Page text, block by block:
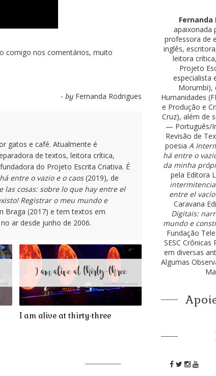
comigo nos comentários, muito
- by Fernanda Rodrigues
gatos e café. Atualmente é
de textos, leitora crítica,
do Projeto Escrita Criativa. É
entre o vazio e o caos(2019), de
las cosas: sobre lo que hay entre el
Registrar o meu mundo e
Braga (2017) e tem textos em
ar desde junho de 2006.
I am alive at thirty-three
Fernanda
apaixonada
professora de
inglês,
leitora
Projeto
especialista
Morumbi),
Humanidades
e Produção e
Cruz), além de
— Português/
Revisão de
poesia A
há entre o
da minha
pela Editora
entre el
Caravana
Digitais:
mundo e
Fundação
SESC
em diversas
Algumas